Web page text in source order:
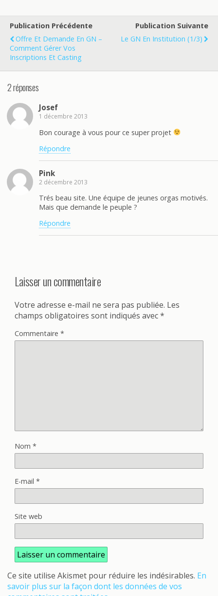
Publication Précédente
Offre Et Demande En GN –
Comment Gérer Vos
Inscriptions Et Casting
Publication Suivante
Le GN En Institution (1/3)
2 réponses
Josef
1 décembre 2013
Bon courage à vous pour ce super projet
Répondre
Pink
2 décembre 2013
Trés beau site. Une équipe de jeunes orgas motivés.
Mais que demande le peuple ?
Répondre
Laisser un commentaire
Votre adresse e-mail ne sera pas publiée. Les
champs obligatoires sont indiqués avec*
Commentaire *
Nom *
E-mail *
Site web
Ce site utilise Akismet pour réduire les indésirables. En
savoir plus sur la façon dont les données de vos